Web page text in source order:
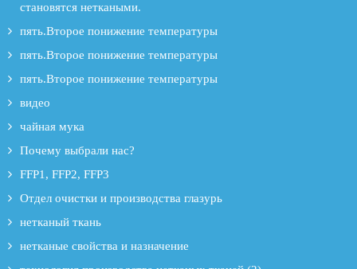
становятся неткаными.
пять.Второе понижение температуры
пять.Второе понижение температуры
пять.Второе понижение температуры
видео
чайная мука
Почему выбрали нас?
FFP1, FFP2, FFP3
Отдел очистки и производства глазурь
нетканый ткань
нетканые свойства и назначение